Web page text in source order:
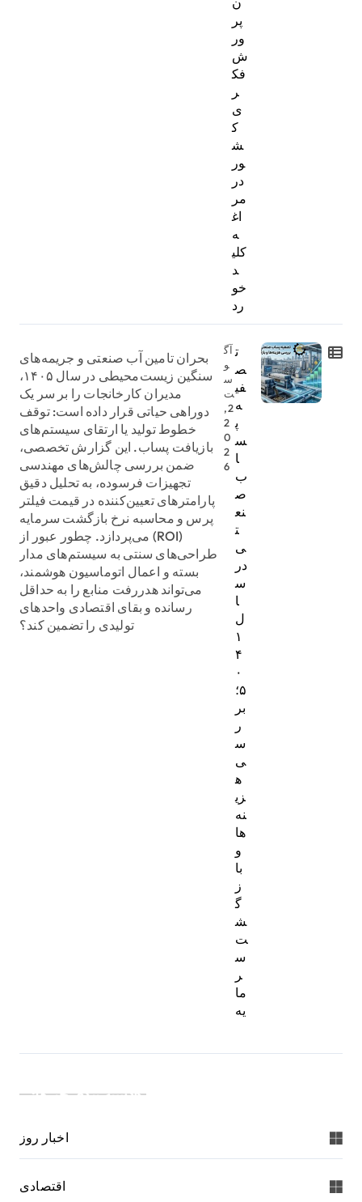
پر
ور
ش
فک
ر
ی
ک
ش
ور
در
مر
اغ
ه
کلی
د
خو
رد
ت
ص
فی
ه
پ
س
ا
ب
ص
نع
ت
ی
در
س
ا
ل
۱
۴
۰
۵؛
بر
ر
س
ی
ه
زی
نه‌
ها
و
با
ز
گ
ش
ت
س
ر
ما
یه
آگ
و
س
ت
2,
2
0
2
6
بحران تامین آب صنعتی و جریمه‌های
سنگین زیست‌محیطی در سال ۱۴۰۵،
مدیران کارخانجات را بر سر یک
دوراهی حیاتی قرار داده است: توقف
خطوط تولید یا ارتقای سیستم‌های
بازیافت پساب. این گزارش تخصصی،
ضمن بررسی چالش‌های مهندسی
تجهیزات فرسوده، به تحلیل دقیق
پارامترهای تعیین‌کننده در قیمت فیلتر
پرس و محاسبه نرخ بازگشت سرمایه
(ROI) می‌پردازد. چطور عبور از
طراحی‌های سنتی به سیستم‌های مدار
بسته و اعمال اتوماسیون هوشمند،
می‌تواند هدررفت منابع را به حداقل
رسانده و بقای اقتصادی واحدهای
تولیدی را تضمین کند؟
دسته بندی خبرها:
اخبار روز
اقتصادی